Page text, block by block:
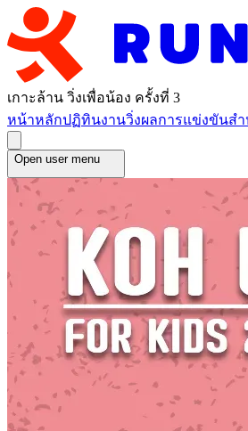
เกาะล้าน วิ่งเพื่อน้อง ครั้งที่ 3
หน้าหลักปฏิทินงานวิ่งผลการแข่งขันส
Open user menu